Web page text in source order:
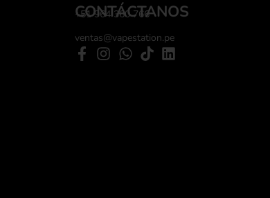
CONTÁCTANOS
+51 964 360 766
ventas@vapestation.pe